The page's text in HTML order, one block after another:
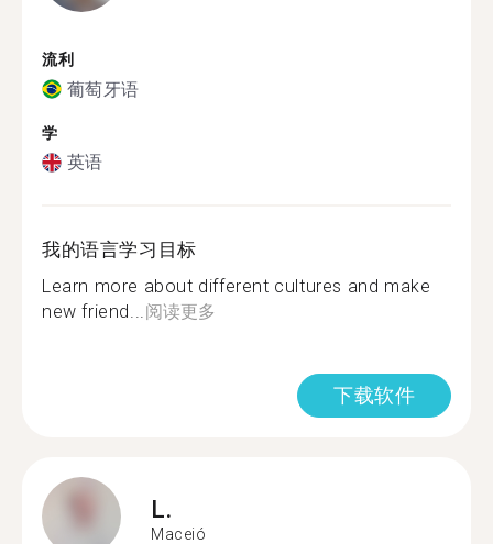
流利
葡萄牙语
学
英语
我的语言学习目标
Learn more about different cultures and make
new friend...阅读更多
下载软件
L.
Maceió